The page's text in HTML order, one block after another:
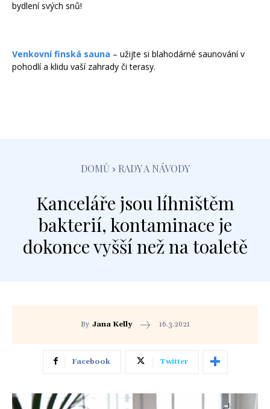
bydlení svých snů!
Venkovní finská sauna – užijte si blahodárné saunování v
pohodlí a klidu vaší zahrady či terasy.